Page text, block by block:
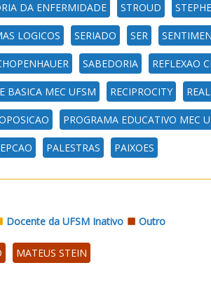
DA ENFERMIDADE STROUD
LOGICOS SERIADO SER
SABEDORIA REFLEXAO
BASICA MEC UFSM RECIPROCITY
PROGRAMA EDUCATIVO MEC
PALESTRAS PAIXOES
Docente da UFSM Inativo Outro
MATEUS STEIN